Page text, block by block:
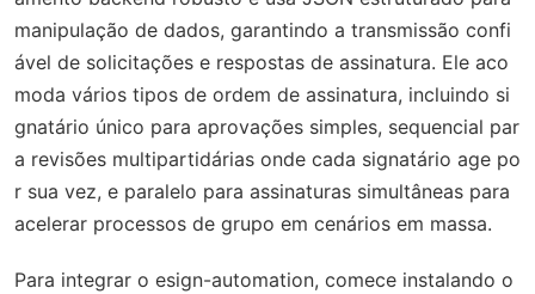
manipulação de dados, garantindo a transmissão confi
ável de solicitações e respostas de assinatura. Ele aco
moda vários tipos de ordem de assinatura, incluindo si
gnatário único para aprovações simples, sequencial par
a revisões multipartidárias onde cada signatário age po
r sua vez, e paralelo para assinaturas simultâneas para
acelerar processos de grupo em cenários em massa.
Para integrar o esign-automation, comece instalando o